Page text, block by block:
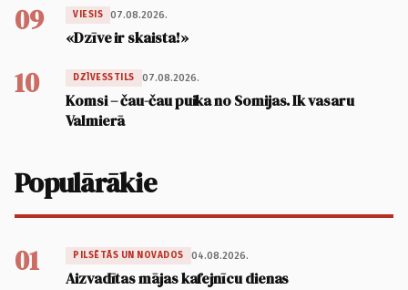
09 VIESIS 07.08.2026.
«Dzīve ir skaista!»
10 DZĪVESSTILS 07.08.2026.
Komsi – čau-čau puika no Somijas. Ik vasaru
Valmierā
Populārākie
01 PILSĒTĀS UN NOVADOS 04.08.2026.
Aizvadītas mājas kafejnīcu dienas